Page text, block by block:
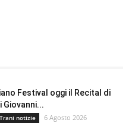
Festival oggi il Recital di
Giovanni...
notizie 6 Agosto 2026